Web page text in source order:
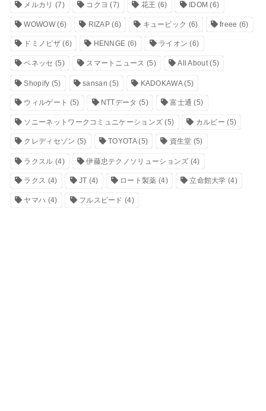
メルカリ (7) コクヨ (7) 花王 (6) IDOM (6)
WOWOW(6) RIZAP (6) キュービック (6) freee (6)
ドミノピザ(6) HENNGE (6) ライオン (6)
ベネッセ (5) スマートニュース (5) All About(5)
Shopify (5) sansan (5) KADOKAWA(5)
ウィルゲート (5) NTTデータ (5) 富士通 (5)
ソニーネットワークコミュニケーションズ (5) カルビー (5)
クレディセゾン (5) TOYOTA(5) 資生堂 (5)
ラクスル (4) 伊藤忠テクノソリューションズ (4)
ラクス (4) JT (4) ロート製薬 (4) 立命館大学 (4)
ヤマハ (4) フルスピード (4)